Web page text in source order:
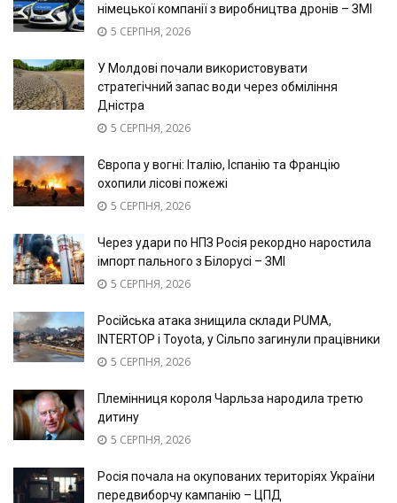
німецької компанії з виробництва дронів – ЗМІ
5 СЕРПНЯ, 2026
У Молдові почали використовувати
стратегічний запас води через обміління
Дністра
5 СЕРПНЯ, 2026
Європа у вогні: Італію, Іспанію та Францію
охопили лісові пожежі
5 СЕРПНЯ, 2026
Через удари по НПЗ Росія рекордно наростила
імпорт пального з Білорусі – ЗМІ
5 СЕРПНЯ, 2026
Російська атака знищила склади PUMA,
INTERTOP і Toyota, у Сільпо загинули працівники
5 СЕРПНЯ, 2026
Племінниця короля Чарльза народила третю
дитину
5 СЕРПНЯ, 2026
Росія почала на окупованих територіях України
передвиборчу кампанію – ЦПД